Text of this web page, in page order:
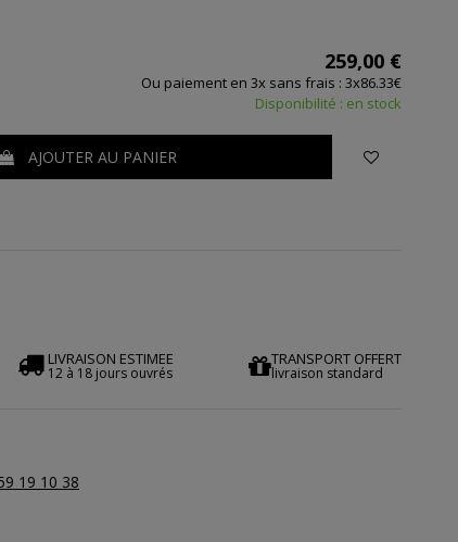
259,00 €
Ou paiement en 3x sans frais : 3x86.33€
Disponibilité : en stock
AJOUTER AU PANIER
LIVRAISON ESTIMEE
12 à 18 jours ouvrés
TRANSPORT OFFERT
livraison standard
19 10 38